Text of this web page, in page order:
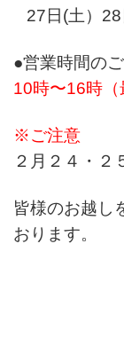
27日(土）28
●営業時間の
10時〜16時（
※ご注意
２月 ２４・２
皆様のお越し
おります。